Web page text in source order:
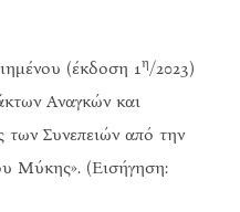
(έκδοση 1 η/2023)
Αναγκών και
των Συνεπειών από την
Μύκης». (Εισήγηση: